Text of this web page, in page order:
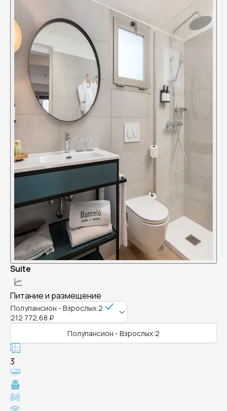
Suite
Питание и размещение
Полупансион - Взрослых:2
212 772,68 ₽
Полупансион - Взрослых:2
3